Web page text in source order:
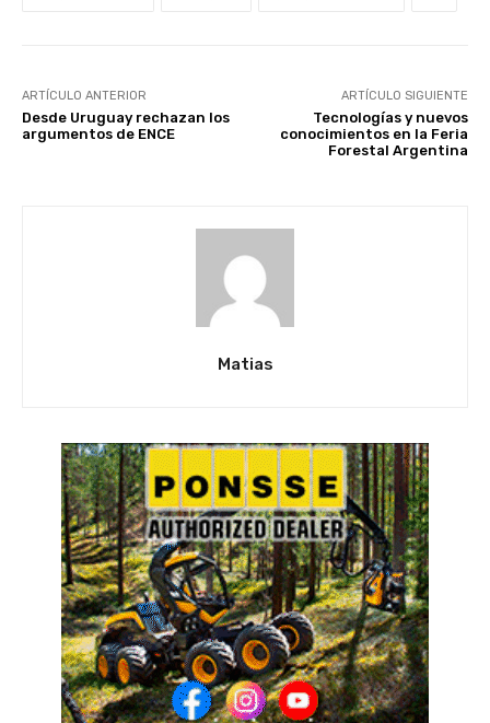
ARTÍCULO ANTERIOR
Desde Uruguay rechazan los
argumentos de ENCE
ARTÍCULO SIGUIENTE
Tecnologías y nuevos
conocimientos en la Feria
Forestal Argentina
Matias